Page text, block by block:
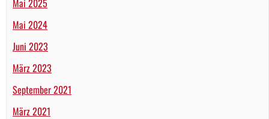
Mai 2024
Juni 2023
März 2023
September 2021
März 2021